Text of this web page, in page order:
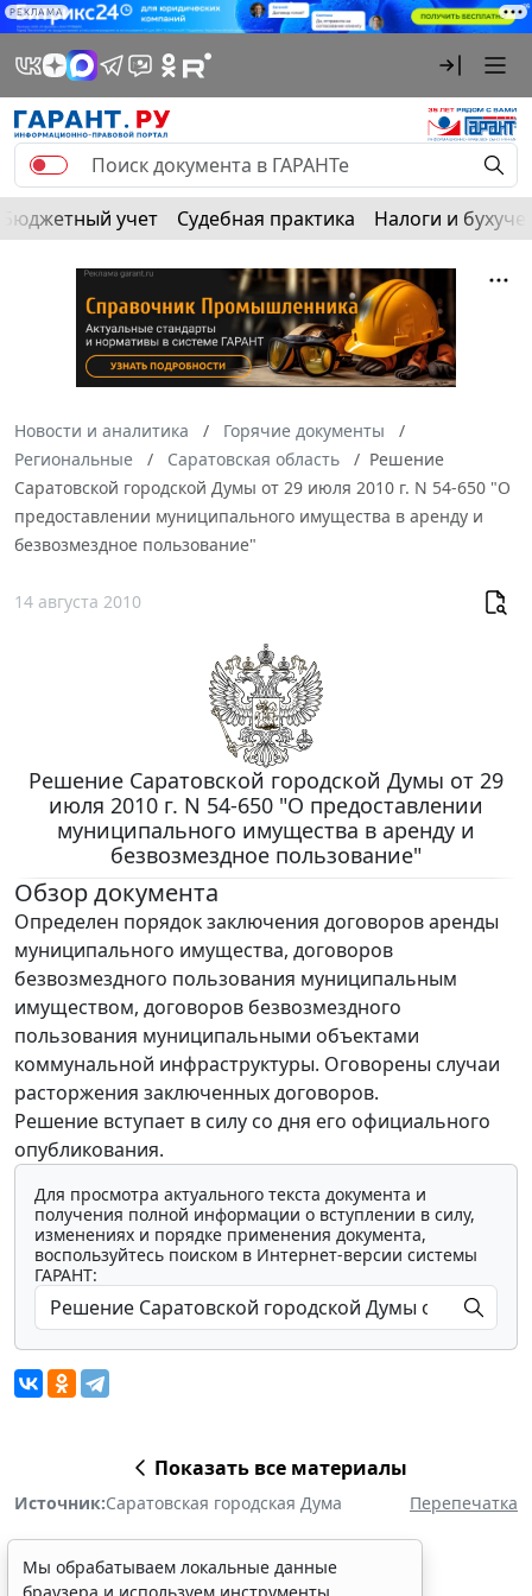
РЕКЛАМА
Бюджетный учет Судебная практика Налоги и
Новости и аналитика
Горячие документы
Региональные
Саратовская область
Решение
Саратовской городской Думы от 29 июля 2010 г. N 54-650 "О
предоставлении муниципального имущества в аренду и
безвозмездное пользование"
14 августа 2010
Решение Саратовской городской Думы от 29
июля 2010 г. N 54-650 "О предоставлении
муниципального имущества в аренду и
безвозмездное пользование"
Обзор документа
Определен порядок заключения договоров аренды
муниципального имущества, договоров
безвозмездного пользования муниципальным
имуществом, договоров безвозмездного
пользования муниципальными объектами
коммунальной инфраструктуры. Оговорены случаи
расторжения заключенных договоров.
Решение вступает в силу со дня его официального
опубликования.
Для просмотра актуального текста документа и
получения полной информации о вступлении в силу,
изменениях и порядке применения документа,
воспользуйтесь поиском в Интернет-версии системы
ГАРАНТ:
Показать все материалы
Источник:Саратовская городская Дума Перепечатка
Мы обрабатываем локальные данные